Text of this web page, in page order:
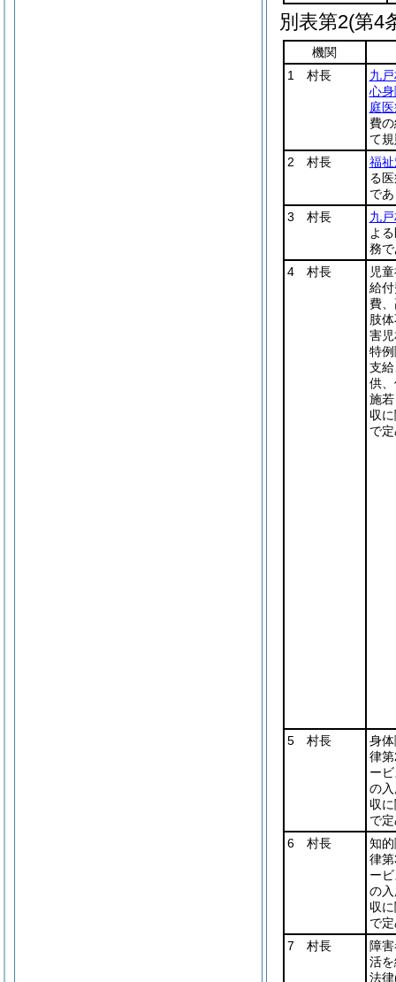
別表第2(第4
機関
1 村長
九
心
庭
費
て
2 村長
福
る
で
3 村長
九
よ
務
4 村長
児
給
費
肢
害
特
支
供
施
収
で
5 村長
身
律
ー
の
収
で
6 村長
知
律
ー
の
収
で
7 村長
障
活
法律